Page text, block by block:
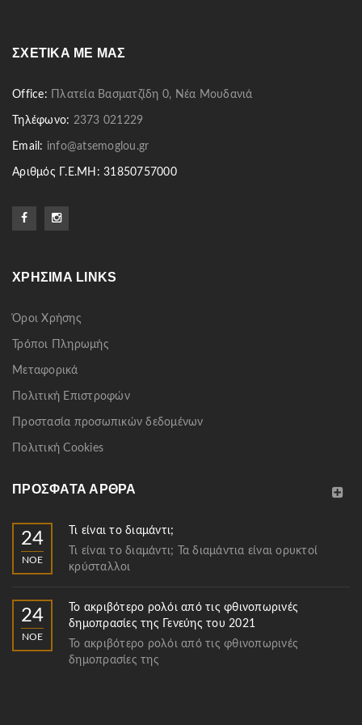
ΣΧΕΤΙΚΆ ΜΕ ΜΑΣ
Office: Πλατεία Βασματζίδη 0, Νέα Μουδανιά
Τηλέφωνο: 2373 021229
Email: info@atsemoglou.gr
Αριθμός Γ.Ε.ΜΗ: 31850757000
ΧΡΉΣΙΜΑ LINKS
Όροι Χρήσης
Τρόποι Πληρωμής
Μεταφορικά
Πολιτική Επιστροφών
Προστασία προσωπικών δεδομένων
Πολιτική Cookies
ΠΡΌΣΦΑΤΑ ΆΡΘΡΑ
24
ΝΟΈ
Τι είναι το διαμάντι;
Τι είναι το διαμάντι; Τα διαμάντια είναι ορυκτοί
κρύσταλλοι
24
ΝΟΈ
Το ακριβότερο ρολόι από τις φθινοπωρινές
δημοπρασίες της Γενεύης του 2021
Το ακριβότερο ρολόι από τις φθινοπωρινές
δημοπρασίες της